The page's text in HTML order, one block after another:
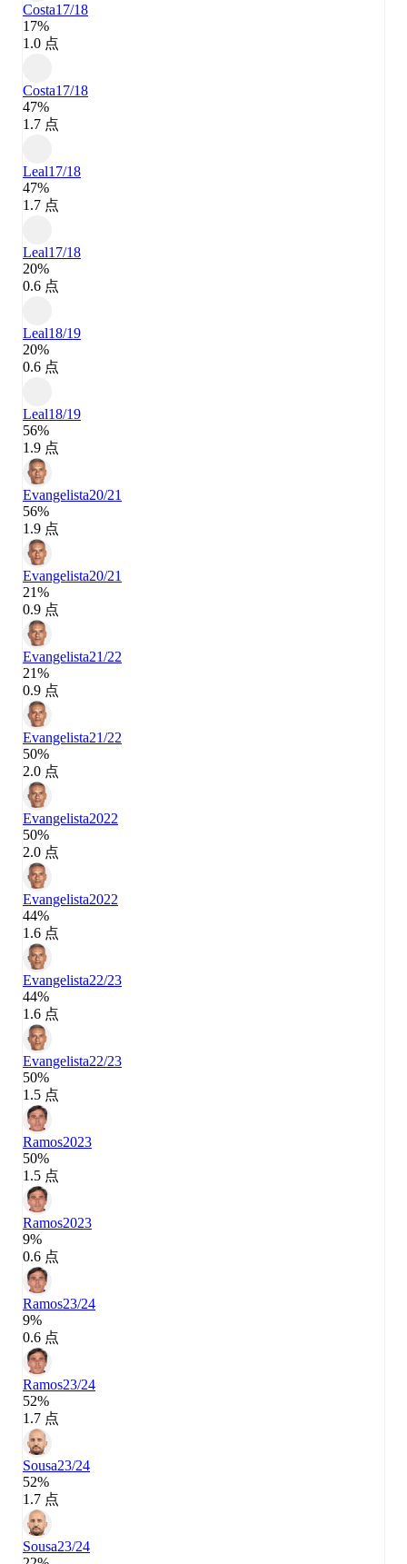
Costa17/18
17%
1.0 点
Costa17/18
47%
1.7 点
Leal17/18
47%
1.7 点
Leal17/18
20%
0.6 点
Leal18/19
20%
0.6 点
Leal18/19
56%
1.9 点
Evangelista20/21
56%
1.9 点
Evangelista20/21
21%
0.9 点
Evangelista21/22
21%
0.9 点
Evangelista21/22
50%
2.0 点
Evangelista2022
50%
2.0 点
Evangelista2022
44%
1.6 点
Evangelista22/23
44%
1.6 点
Evangelista22/23
50%
1.5 点
Ramos2023
50%
1.5 点
Ramos2023
9%
0.6 点
Ramos23/24
9%
0.6 点
Ramos23/24
52%
1.7 点
Sousa23/24
52%
1.7 点
Sousa23/24